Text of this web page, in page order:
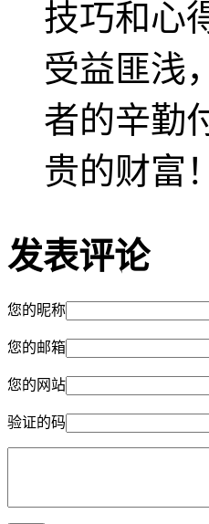
技巧和心
受益匪浅
者的辛勤
贵的财富！
发表评论
您的昵称
您的邮箱
您的网站
验证的码